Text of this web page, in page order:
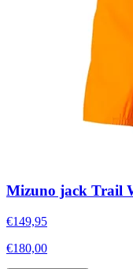
Mizuno jack Trail
€149,95
€180,00